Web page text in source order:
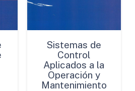
Sistemas de
Control
Aplicados a la
Operación y
Mantenimiento